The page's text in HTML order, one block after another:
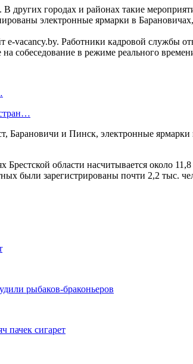
других городах и районах такие
электронные ярмарки в
vacancy.by. Работники кадровой службы
собеседование в режиме реального
Барановичи и Пинск, электронные
области насчитывается около
были зарегистрированы почти 2,2 тыс.
рыбаков-браконьеров
пачек сигарет